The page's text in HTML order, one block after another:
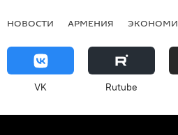
НОВОСТИ АРМЕНИЯ
VK Rutube